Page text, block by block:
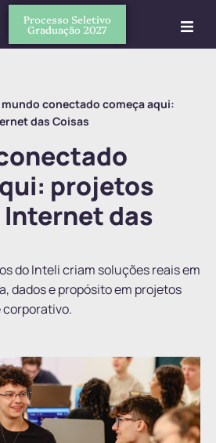
Processo Seletivo
Graduação 2027
mundo conectado começa aqui:
das Coisas
projetos
das
do Inteli criam soluções reais em
dados e propósito em projetos